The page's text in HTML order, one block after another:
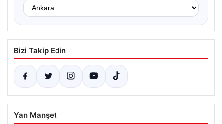
Bizi Takip Edin
Yan Manşet